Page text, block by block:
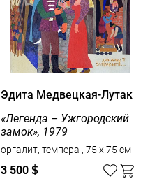
Эдита Медвецкая-Лутак
«Легенда – Ужгородский
замок», 1979
оргалит, темпера , 75 x 75 см
3 500 $